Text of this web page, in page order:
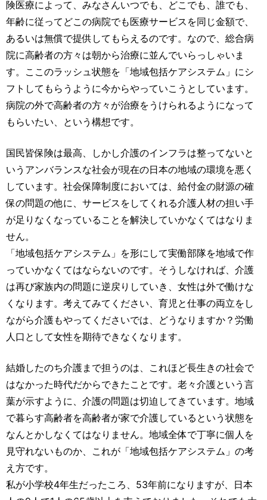
険医療によって、みなさんいつでも、どこでも、誰でも、
年齢に従ってどこの病院でも医療サービスを同じ金額で、
あるいは無償で提供してもらえるのです。なので、総合病
院に高齢者の方々は朝から治療に並んでいらっしゃいま
す。ここのラッシュ状態を「地域包括ケアシステム」にシ
フトしてもらうように今からやっていこうとしています。
病院の外で高齢者の方々が治療をうけられるようになって
もらいたい、という構想です。
国民皆保険は最高、しかし介護のインフラは整ってないと
いうアンバランスな社会が現在の日本の地域の環境を悪く
しています。社会保障制度においては、給付金の財源の確
保の問題の他に、サービスをしてくれる介護人材の担い手
が足りなくなっていることを解決していかなくてはなりま
せん。
「地域包括ケアシステム」を形にして実働部隊を地域で作
っていかなくてはならないのです。そうしなければ、介護
は再び家族内の問題に逆戻りしていき、女性は外で働けな
くなります。考えてみてください、育児と仕事の両立をし
ながら介護もやってくださいでは、どうなりますか？労働
人口として女性を期待できなくなります。
結婚したのち介護まで担うのは、これほど長生きの社会で
はなかった時代だからできたことです。老々介護という言
葉が示すように、介護の問題は切迫してきています。地域
で暮らす高齢者を高齢者が家で介護しているという状態を
なんとかしなくてはなりません。地域全体で丁寧に個人を
見守れないものか、これが「地域包括ケアシステム」の考
え方です。
私が小学校4年生だったころ、53年前になりますが、日本